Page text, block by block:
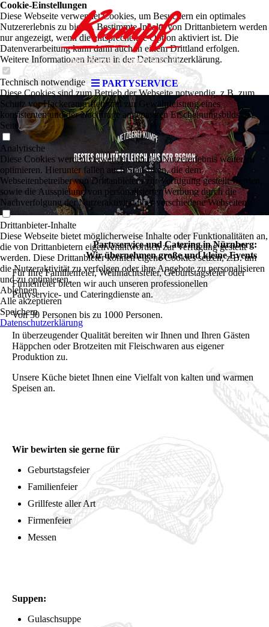
PARTYSERVICE
Partyservice und Catering in Nürnberg:
Wir übernehmen große und kleine Events
Für Ihre Familienfeier, Weihnachtsfeier, Geburtstagsfeier oder
Firmenfeier bieten wir auch unseren professionellen
Partyservice- und Cateringdienste an.
Von 30 Personen bis zu 1000 Personen.
In überzeugender Qualität bereiten wir Ihnen und Ihren Gästen
Häppchen oder Brotzeiten mit Fleischwaren aus eigener
Produktion zu.
Unsere Küche bietet Ihnen eine Vielfalt von kalten und warmen
Speisen an.
Wir bewirten sie gerne für
Geburtstagsfeier
Familienfeier
Grillfeste aller Art
Firmenfeier
Messen
Suppen:
Gulaschsuppe
Cookie-Einstellungen
Diese Webseite verwendet Cookies, um Besuchern ein optimales
Nutzererlebnis zu bieten. Bestimmte Inhalte von Drittanbietern werden
nur angezeigt, wenn die entsprechende Option aktiviert ist. Die
Datenverarbeitung kann dann auch in einem Drittland erfolgen.
Weitere Informationen hierzu in der Datenschutzerklärung.
Technisch notwendige
Diese Cookies sind zum Betrieb der Webseite notwendig, z.B. zum
Schutz vor Hackerangriffen und zur Gewährleistung eines
konsistenten und der Nachfrage angepassten Erscheinungsbilds der
Seite.
Analytische
Diese Cookies werden verwendet, um das Nutzererlebnis weiter zu
optimieren. Hierunter fallen auch Statistiken, die dem
Webseitenbetreiber von Drittanbietern zur Verfügung gestellt werden,
sowie die Ausspielung von personalisierter Werbung durch die
Nachverfolgung der Nutzeraktivität über verschiedene Webseiten.
Drittanbieter-Inhalte
Diese Webseite bietet möglicherweise Inhalte oder Funktionalitäten an,
die von Drittanbietern eigenverantwortlich zur Verfügung gestellt
werden. Diese Drittanbieter können eigene Cookies setzen, z.B. um
die Nutzeraktivität zu verfolgen oder ihre Angebote zu personalisieren
und zu optimieren.
Ablehnen
Alle akzeptieren
Speichern
Datenschutzerklärung